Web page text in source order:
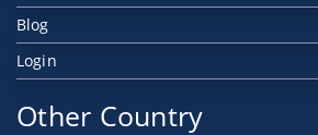
Blog
Login
Other Country